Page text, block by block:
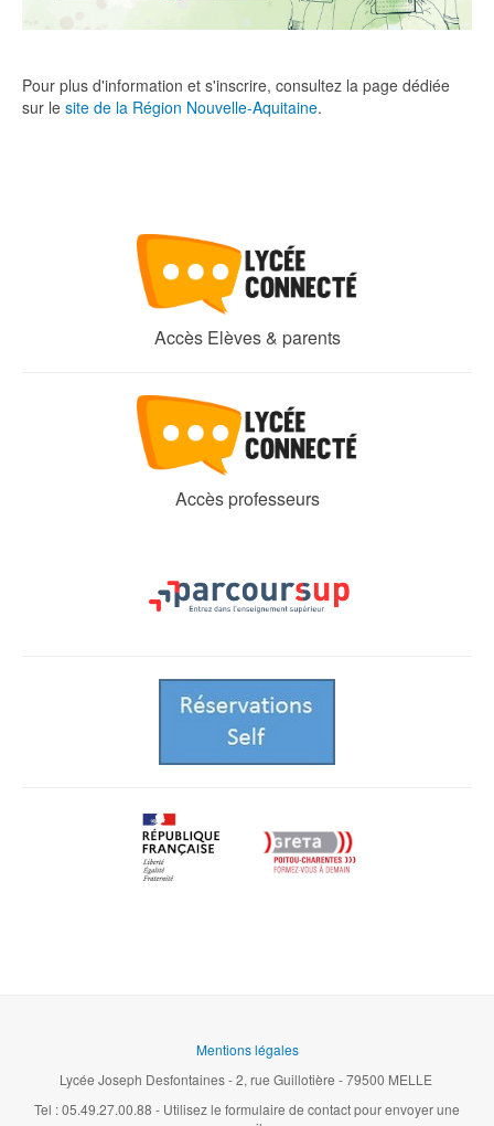
Pour plus d'information et s'inscrire, consultez la page dédiée
sur le site de la Région Nouvelle-Aquitaine.
Accès Elèves & parents
Accès professeurs
Mentions légales
Lycée Joseph Desfontaines - 2, rue Guillotière - 79500 MELLE
Tel : 05.49.27.00.88 - Utilisez le formulaire de contact pour envoyer une